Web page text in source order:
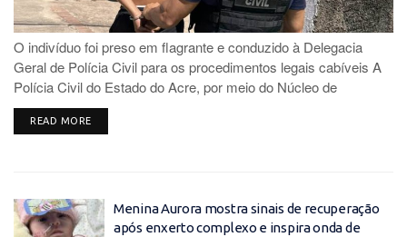
O indivíduo foi preso em flagrante e conduzido à Delegacia
Geral de Polícia Civil para os procedimentos legais cabíveis A
Polícia Civil do Estado do Acre, por meio do Núcleo de
Investigação Criminal (NEIC) e do Núcleo Especializado de
Repressão...
READ MOREDETAILS
Menina Aurora mostra sinais de recuperação
após enxerto complexo e inspira onda de